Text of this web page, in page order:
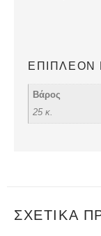
ΕΠΙΠΛΈΟΝ
Βάρος
25 κ.
ΣΧΕΤΙΚΆ